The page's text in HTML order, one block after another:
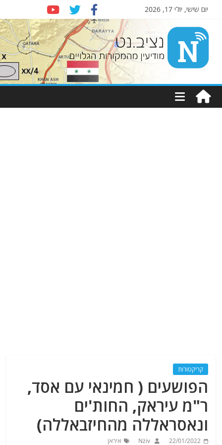
יום שישי, יולי 17, 2026
Nziv.net
מודיעין
מהמקורות
קריקטורות
הפושעים ( חמינאי עם אסד,
ר"מ עיראק, החות'ים
ונאסראללה מהחיזבאללה)
22/01/2022
Nziv איראן